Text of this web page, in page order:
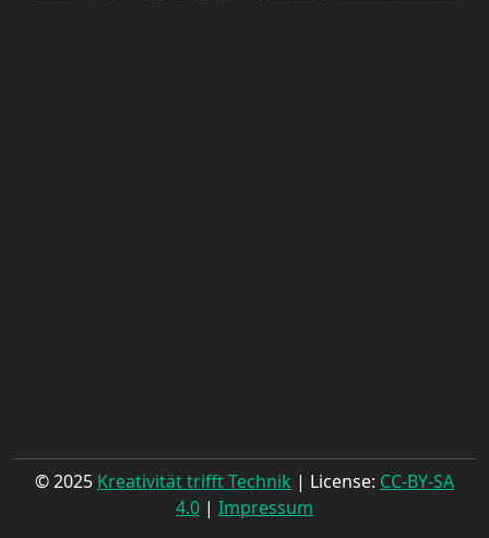
© 2025 Kreativität trifft Technik | License: CC-BY-SA
4.0 | Impressum